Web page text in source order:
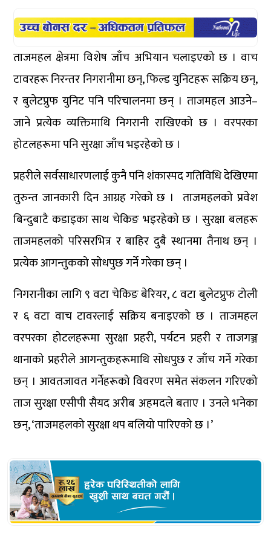
ताजमहल क्षेत्रमा विशेष जाँच अभियान चलाइएको छ । वाच
टावरहरू निरन्तर निगरानीमा छन्, फिल्ड युनिटहरू सक्रिय छन्,
र बुलेटप्रुफ युनिट पनि परिचालनमा छन् । ताजमहल आउने–
जाने प्रत्येक व्यक्तिमाथि निगरानी राखिएको छ । वरपरका
होटलहरूमा पनि सुरक्षा जाँच भइरहेको छ ।
प्रहरीले सर्वसाधारणलाई कुनै पनि शंकास्पद गतिविधि देखिएमा
तुरुन्त जानकारी दिन आग्रह गरेको छ । ताजमहलको प्रवेश
बिन्दुबाटै कडाइका साथ चेकिङ भइरहेको छ । सुरक्षा बलहरू
ताजमहलको परिसरभित्र र बाहिर दुबै स्थानमा तैनाथ छन् ।
प्रत्येक आगन्तुकको सोधपुछ गर्ने गरेका छन् ।
निगरानीका लागि ९ वटा चेकिङ बेरियर, ८ वटा बुलेटप्रुफ टोली
र ६ वटा वाच टावरलाई सक्रिय बनाइएको छ । ताजमहल
वरपरका होटलहरूमा सुरक्षा प्रहरी, पर्यटन प्रहरी र ताजगञ्ज
थानाको प्रहरीले आगन्तुकहरूमाथि सोधपुछ र जाँच गर्ने गरेका
छन् । आवतजावत गर्नेहरूको विवरण समेत संकलन गरिएको
ताज सुरक्षा एसीपी सैयद अरीब अहमदले बताए । उनले भनेका
छन्, ‘ताजमहलको सुरक्षा थप बलियो पारिएको छ ।’